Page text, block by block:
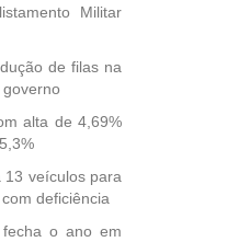
Militar
de filas na
alta de 4,69%
13 veículos para
deficiência
o ano em